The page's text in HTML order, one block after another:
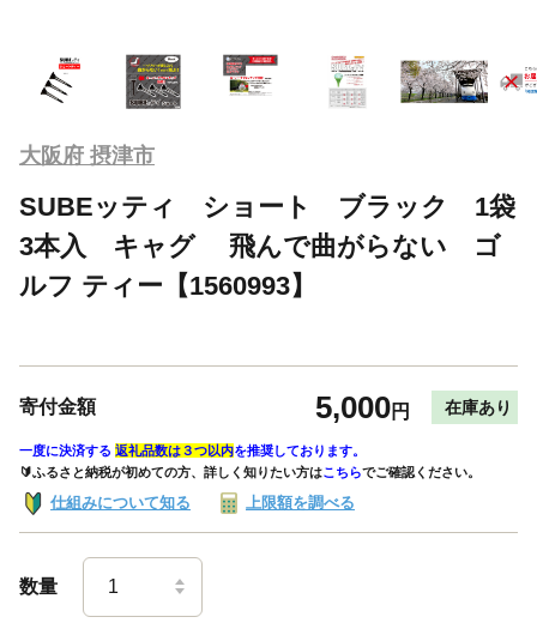
大阪府 摂津市
SUBEッティ ショート ブラック 1袋
3本入 キャグ 飛んで曲がらない ゴ
ルフ ティー【1560993】
寄付金額 5,000円 在庫あり
一度に決済する 返礼品数は３つ以内を推奨しております。
🔰ふるさと納税が初めての方、詳しく知りたい方はこちらでご確認ください。
仕組みについて知る 上限額を調べる
数量